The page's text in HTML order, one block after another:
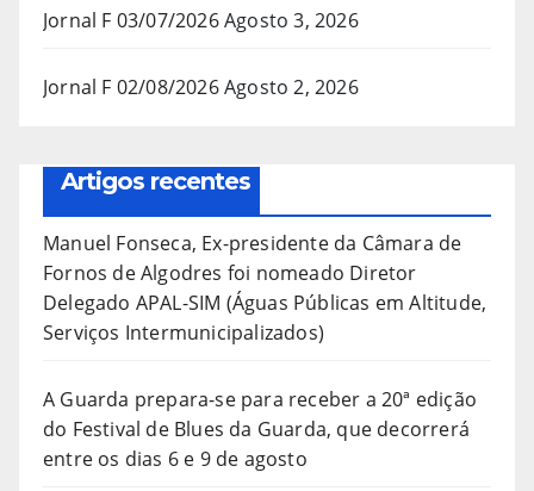
Jornal F 03/07/2026Agosto 3, 2026
Jornal F 02/08/2026Agosto 2, 2026
Artigos recentes
Manuel Fonseca, Ex-presidente da Câmara de
Fornos de Algodres foi nomeado Diretor
Delegado APAL-SIM (Águas Públicas em Altitude,
Serviços Intermunicipalizados)
A Guarda prepara-se para receber a 20ª edição
do Festival de Blues da Guarda, que decorrerá
entre os dias 6 e 9 de agosto